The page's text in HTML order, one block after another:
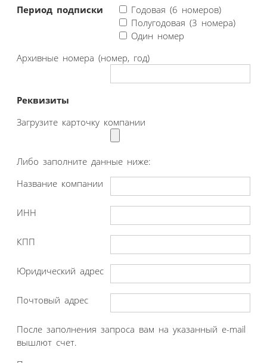
Период подписки
Годовая (6 номеров)
Полугодовая (3 номера)
Один номер
Архивные номера (номер, год)
Реквизиты
Загрузите карточку компании
Либо заполните данные ниже:
Название компании
ИНН
КПП
Юридический адрес
Почтовый адрес
После заполнения запроса вам на указанный e-mail
вышлют счет.